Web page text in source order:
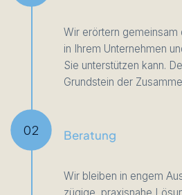
Wir erörtern
in Ihrem Unternehmen
Sie unterstützen kann.
Grundstein der
02 Beratung
Wir bleiben in engem